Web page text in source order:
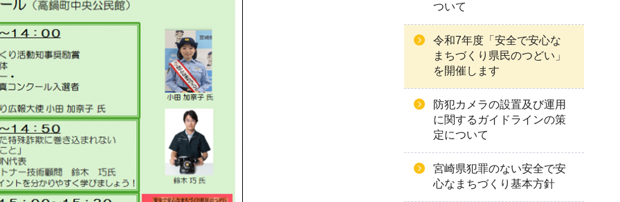
ついて
令和7年度「安全で安心な
まちづくり県民のつどい」
を開催します
防犯カメラの設置及び運用
に関するガイドラインの策
定について
宮崎県犯罪のない安全で安
心なまちづくり基本方針